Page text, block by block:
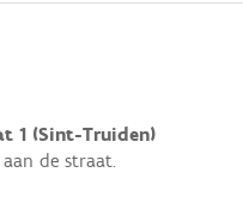
1 (Sint-Truiden)
de straat.